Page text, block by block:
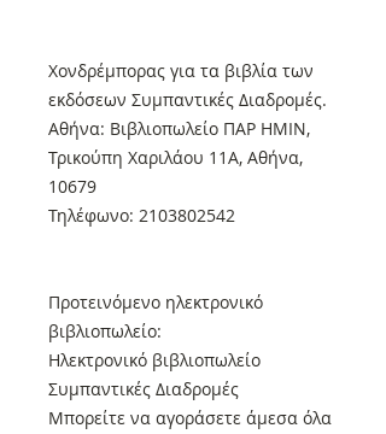
Xονδρέμπορας για τα βιβλία των
εκδόσεων Συμπαντικές Διαδρομές.
Αθήνα: Βιβλιοπωλείο ΠΑΡ ΗΜΙΝ,
Τρικούπη Χαριλάου 11Α, Αθήνα,
10679
Τηλέφωνο: 2103802542
Προτεινόμενο ηλεκτρονικό
βιβλιοπωλείο:
Ηλεκτρονικό βιβλιοπωλείο
Συμπαντικές Διαδρομές
Μπορείτε να αγοράσετε άμεσα όλα